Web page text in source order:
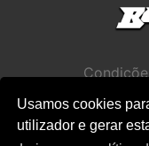
Usamos cookies
utilizador e gerar
Política de
Política de